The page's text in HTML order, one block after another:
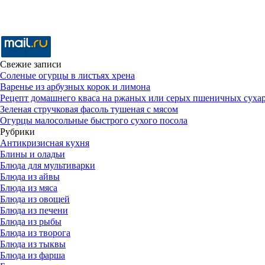
Свежие записи
Соленые огурцы в листьях хрена
Варенье из арбузных корок и лимона
Рецепт домашнего кваса на ржаных или серых пшеничных
Зеленая стручковая фасоль тушеная с мясом
Огурцы малосольные быстрого сухого посола
Рубрики
Антикризисная кухня
Блины и оладьи
Блюда для мультиварки
Блюда из айвы
Блюда из мяса
Блюда из овощей
Блюда из печени
Блюда из рыбы
Блюда из творога
Блюда из тыквы
Блюда из фарша